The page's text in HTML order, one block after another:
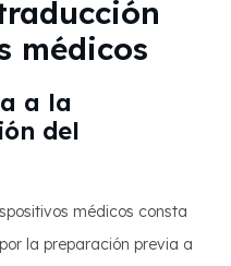
médicos
a la
del
médicos consta
la preparación previa a